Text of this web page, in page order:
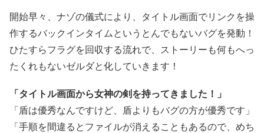
開始早々、ナゾの儀式により、タイトル画面でリンクを操
作するバックインタイムというとんでもないバグを発動！
ひたすらフラグを回収する流れで、ストーリーも何もへっ
たくれもないゼルダと化していきます！
「タイトル画面から女神の剣を持ってきました！」
「盾は優秀なんですけど、盾よりもバグの方が優秀です」
「手順を間違るとファイルが消えることもあるので、めち